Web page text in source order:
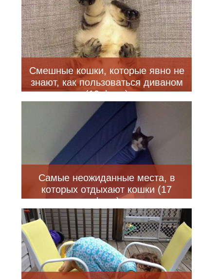
Смешные кошки, которые явно не
знают, как пользоваться диваном
(10 фото)
Самые неожиданные места, в
которых отдыхают кошки (17
фото)